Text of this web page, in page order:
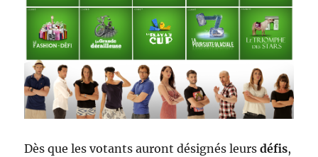
Dès que les votants auront désignés leursdéfis,